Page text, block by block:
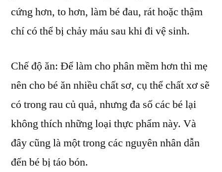
cứng hơn, to hơn, làm bé đau, rát hoặc thậm
chí có thể bị chảy máu sau khi đi vệ sinh.
Chế độ ăn: Để làm cho phân mềm hơn thì mẹ
nên cho bé ăn nhiều chất sơ, cụ thể chất xơ sẽ
có trong rau củ quả, nhưng đa số các bé lại
không thích những loại thực phẩm này. Và
đây cũng là một trong các nguyên nhân dẫn
đến bé bị táo bón.